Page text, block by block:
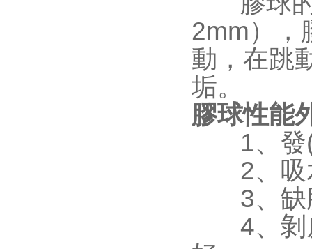
2mm），
動，
垢。
膠球性能
1、
2、吸
3、缺
4、